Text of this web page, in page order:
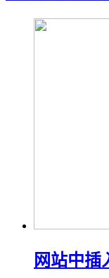
网站中插